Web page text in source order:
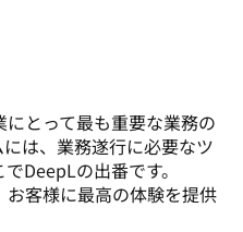
とって最も重要な業務の
は、業務遂行に必要なツ
DeepLの出番です。
客様に最高の体験を提供